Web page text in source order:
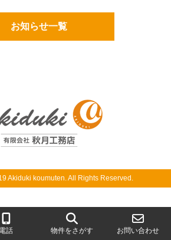
お知らせ一覧
Akiduki koumuten. All Rights Reserved.
電話 物件をさがす お問い合わせ